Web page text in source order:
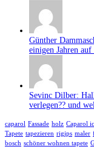
Günther
einigen Jahren auf
Sevinc Dilber:
verlegen?? und
caparol Fassade holz Caparol
Tapete tapezieren rigips maler
bosch schöner wohnen tapete